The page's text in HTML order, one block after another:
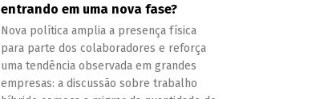
entrando em uma nova fase?
Nova política amplia a presença física
para parte dos colaboradores e reforça
uma tendência observada em grandes
empresas: a discussão sobre trabalho